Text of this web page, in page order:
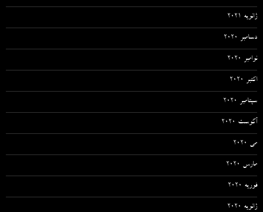
ژانویه 2021
دسامبر 2020
نوامبر 2020
اکتبر 2020
سپتامبر 2020
آگوست 2020
می 2020
مارس 2020
فوریه 2020
ژانویه 2020